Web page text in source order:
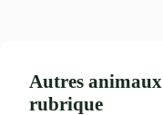
Autres
rubrique